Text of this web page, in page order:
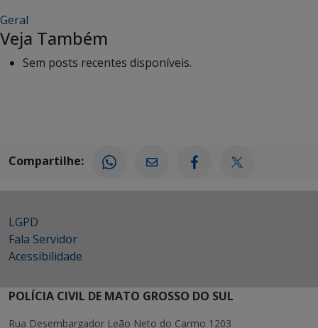
Geral
Veja Também
Sem posts recentes disponíveis.
Compartilhe:
LGPD
Fala Servidor
Acessibilidade
POLÍCIA CIVIL DE MATO GROSSO DO SUL
Rua Desembargador Leão Neto do Carmo 1203